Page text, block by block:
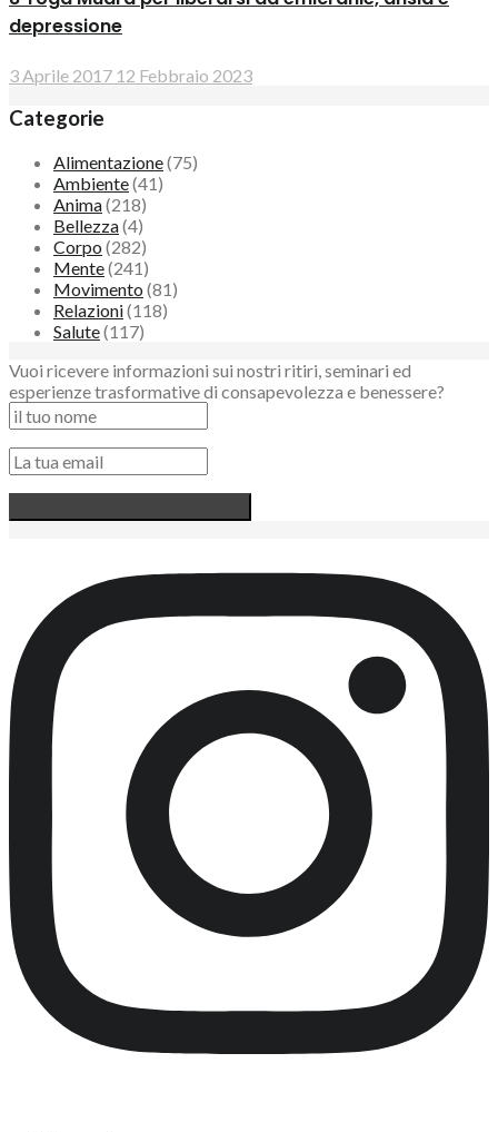
depressione
3 Aprile 2017 12 Febbraio 2023
Categorie
Alimentazione(75)
Ambiente(41)
Anima(218)
Bellezza(4)
Corpo (282)
Mente(241)
Movimento (81)
Relazioni(118)
Salute(117)
Vuoi ricevere informazioni sui nostri ritiri, seminari ed
esperienze trasformative di consapevolezza e benessere?